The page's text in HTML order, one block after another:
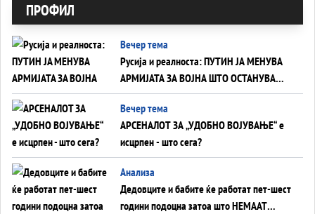
ПРОФИЛ
Вечер тема
Русија и реалноста: ПУТИН ЈА МЕНУВА
АРМИЈАТА ЗА ВОЈНА ШТО ОСТАНУВА
БЕЗ ФРОНТ
Вечер тема
АРСЕНАЛОТ ЗА „УДОБНО ВОЈУВАЊЕ“ е
исцрпен - што сега?
Анализа
Дедовците и бабите ќе работат пет-шест
години подоцна затоа што НЕМААТ